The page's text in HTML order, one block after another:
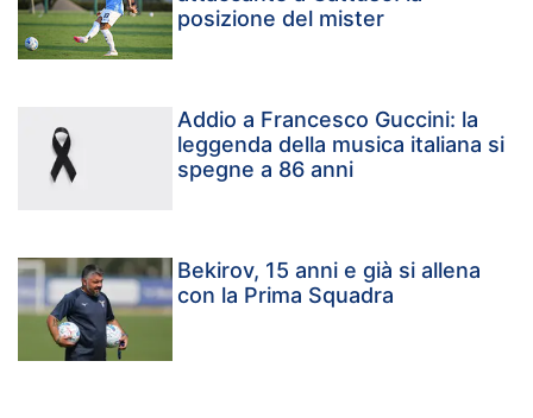
posizione del mister
Addio a Francesco Guccini: la
leggenda della musica italiana si
spegne a 86 anni
Bekirov, 15 anni e già si allena
con la Prima Squadra